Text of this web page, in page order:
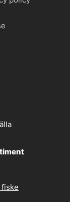
fiske